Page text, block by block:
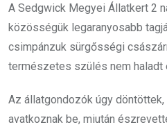
A Sedgwick Megyei Állatkert 2
közösségük legaranyosabb
csimpánzuk sürgősségi
természetes szülés nem haladt
Az állatgondozók úgy
avatkoznak be, miután